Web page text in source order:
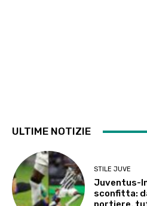
ULTIME NOTIZIE
STILE JUVE
Juventus-
sconfitta: